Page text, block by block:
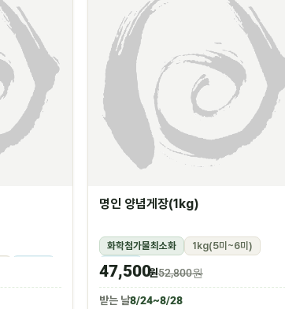
명인 양념게장(1kg)
화학첨가물최소화
1kg(5미~6미)
냉장
47,500원52,800원
받는 날8/24~8/28